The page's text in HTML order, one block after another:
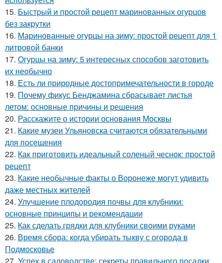
15. Быстрый и простой рецепт маринованных огурцов
без закрутки
16. Маринованные огурцы на зиму: простой рецепт для 1
литровой банки
17. Огурцы на зиму: 5 интересных способов заготовить
их необычно
18. Есть ли природные достопримечательности в городе
19. Почему фикус Бенджамина сбрасывает листья
летом: основные причины и решения
20. Расскажите о истории основания Москвы
21. Какие музеи Ульяновска считаются обязательными
для посещения
22. Как приготовить идеальный соленый чеснок: простой
рецепт
23. Какие необычные факты о Воронеже могут удивить
даже местных жителей
24. Улучшение плодородия почвы для клубники:
основные принципы и рекомендации
25. Как сделать грядки для клубники своими руками
26. Время сбора: когда убирать тыкву с огорода в
Подмосковье
27. Успех в садоводстве: секреты правильного посадки